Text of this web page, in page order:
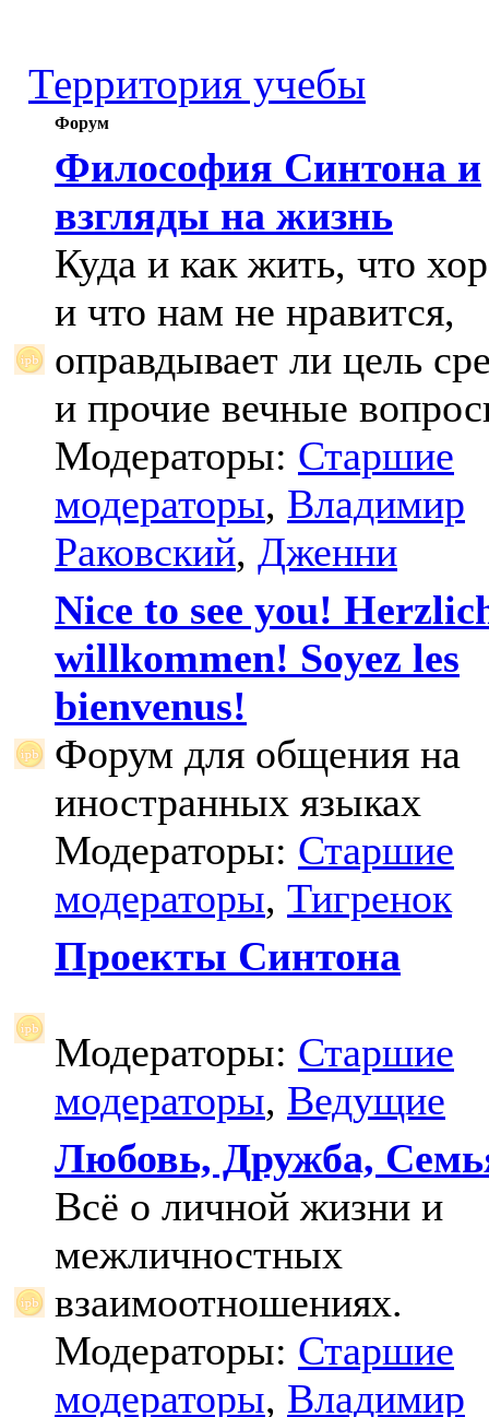
Территория учебы
Форум
Философия Синтона и
взгляды на жизнь
Куда и как жить, что
и что нам не нравится,
оправдывает ли цель
и прочие вечные
Модераторы: Старшие
модераторы, Владимир
Раковский, Дженни
Nice to see you!
willkommen! Soyez les
bienvenus!
Форум для общения на
иностранных языках
Модераторы: Старшие
модераторы, Тигренок
Проекты Синтона
Модераторы: Старшие
модераторы, Ведущие
Любовь, Дружба,
Всё о личной жизни и
межличностных
взаимоотношениях.
Модераторы: Старшие
модераторы, Владимир